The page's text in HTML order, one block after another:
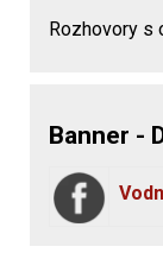
Rozhovory s
Banner -